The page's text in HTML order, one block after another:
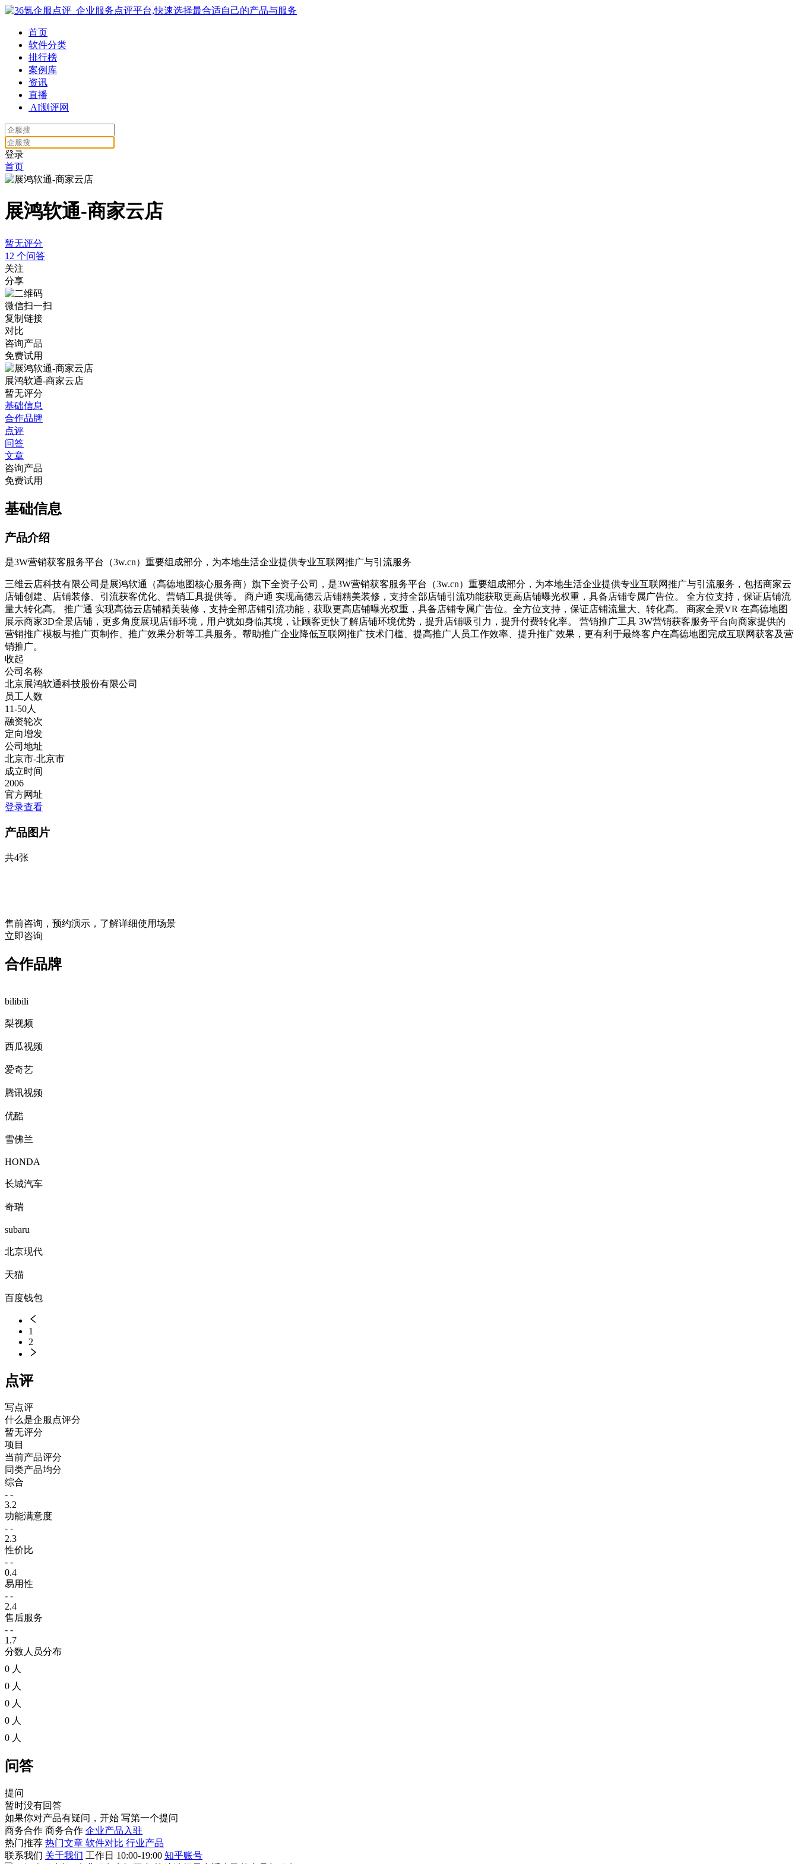
首页
软件分类
排行榜
案例库
资讯
直播
AI测评网
登录
首页
展鸿软通-商家云店
暂无评分
12 个问答
关注
分享
微信扫一扫
复制链接
对比
咨询产品
免费试用
展鸿软通-商家云店
暂无评分
基础信息
合作品牌
点评
问答
文章
咨询产品
免费试用
基础信息
产品介绍
是3W营销获客服务平台（3w.cn）重要组成部分，为本地生活企业提供专业互联网推广与引流服务
三维云店科技有限公司是展鸿软通（高德地图核心服务商）旗下全资子公司，是3W营销获客服务平台（3w.cn）重要组成部分，为本地生活企业提供专业互联网推广与引流服务，包括商家云
店铺创建、店铺装修、引流获客优化、营销工具提供等。 商户通 实现高德云店铺精美装修，支持全部店铺引流功能获取更高店铺曝光权重，具备店铺专属广告位。 全方位支持，保证店铺流
量大转化高。 推广通 实现高德云店铺精美装修，支持全部店铺引流功能，获取更高店铺曝光权重，具备店铺专属广告位。全方位支持，保证店铺流量大、转化高。 商家全景VR 在高德地图
展示商家3D全景店铺，更多角度展现店铺环境，用户犹如身临其境，让顾客更快了解店铺环境优势，提升店铺吸引力，提升付费转化率。 营销推广工具 3W营销获客服务平台向商家提供的
营销推广模板与推广页制作、推广效果分析等工具服务。帮助推广企业降低互联网推广技术门槛、提高推广人员工作效率、提升推广效果，更有利于最终客户在高德地图完成互联网获客及营
销推广。
收起
公司名称
北京展鸿软通科技股份有限公司
员工人数
11-50人
融资轮次
定向增发
公司地址
北京市-北京市
成立时间
2006
官方网址
登录查看
产品图片
共4张
售前咨询，预约演示，了解详细使用场景
立即咨询
合作品牌
bilibili
梨视频
西瓜视频
爱奇艺
腾讯视频
优酷
雪佛兰
HONDA
长城汽车
奇瑞
subaru
北京现代
天猫
百度钱包
1
2
点评
写点评
什么是企服点评分
暂无评分
项目
当前产品评分
同类产品均分
综合
- -
3.2
功能满意度
- -
2.3
性价比
- -
0.4
易用性
- -
2.4
售后服务
- -
1.7
分数人员分布
0 人
0 人
0 人
0 人
0 人
问答
提问
暂时没有回答
如果你对产品有疑问，开始 写第一个提问
商务合作 商务合作 企业产品入驻
热门推荐 热门文章 软件对比 行业产品
联系我们 关于我们 工作日 10:00-19:00 知乎账号